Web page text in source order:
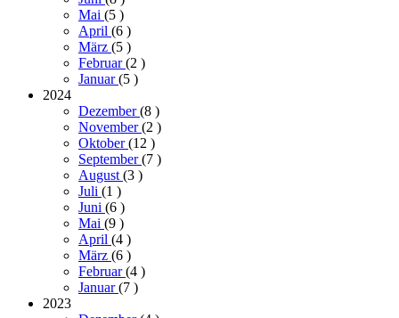
Mai (5 )
April (6 )
März (5 )
Februar(2 )
Januar(5 )
2024
Dezember(8 )
November(2 )
Oktober(12 )
September(7 )
August(3 )
Juli (1 )
Juni (6 )
Mai (9 )
April (4 )
März (6 )
Februar(4 )
Januar(7 )
2023